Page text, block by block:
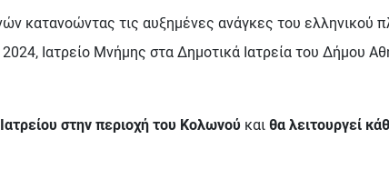
κατανοώντας τις αυξημένες ανάγκες του ελληνικού
Ιατρείο Μνήμης στα Δημοτικά Ιατρεία του Δήμου
στην περιοχή του Κολωνού και θα λειτουργεί